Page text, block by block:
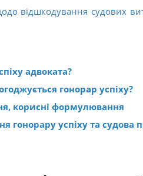
відшкодування судових
адвоката?
гонорар успіху?
корисні формулювання
гонорару успіху та судова